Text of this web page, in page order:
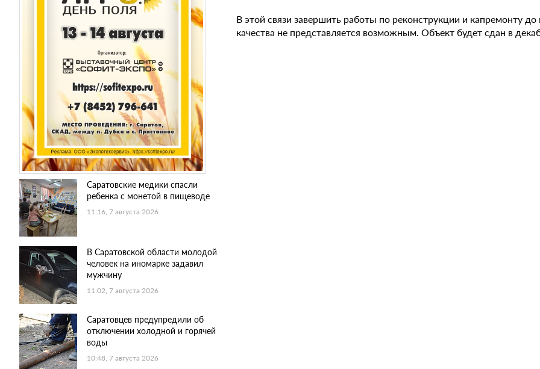
Саратовские медики спасли
ребенка с монетой в пищеводе
11:16, 7 августа 2026
В Саратовской области молодой
человек на иномарке задавил
мужчину
11:02, 7 августа 2026
Саратовцев предупредили об
отключении холодной и горячей
воды
10:48, 7 августа 2026
В этой связи завершить работы по реконструкции и капремонту
качества не представляется возможным. Объект будет сдан в